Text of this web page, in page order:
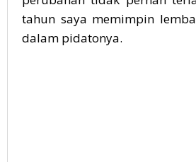
tahun saya memimpin
dalam pidatonya.